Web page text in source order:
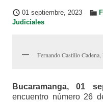
01 septiembre, 2023
Judiciales
Fernando Castillo
Bucaramanga, 01
encuentro número 26